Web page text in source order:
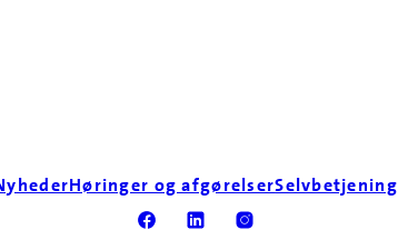
Høringer og afgørelserSelvbetjening